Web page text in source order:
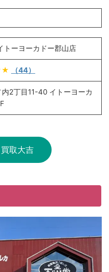
トーヨーカドー郡山店
（44）
2丁目11-40 イトーヨーカ
買取大吉